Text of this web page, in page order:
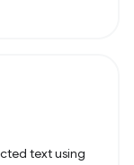
text using